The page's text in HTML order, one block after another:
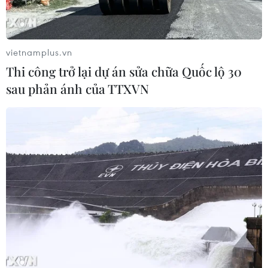
Quang tiếp Quốc vụ khanh Bộ Nội vụ
Campuchia
Tổng Bí thư, Chủ tịch nước
tiếp Đại sứ, Đại biện các nước ASEAN
Tổng Bí thư, Chủ tịch nước: Cùng
xây dựng Cộng đồng ASEAN đoàn
kết, vững mạnh
04/08/2026 12:57
Thủ tướng Thái Lan đề xuất 3 ưu tiên
vietnamplus.vn
Thi công trở lại dự án sửa chữa Quốc lộ 30
sau phản ánh của TTXVN